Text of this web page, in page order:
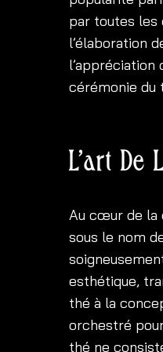
par toutes les
l’élaboration
cérémonie du
L’art De
Au cœur de la
sous le nom
esthétique,
thé à la
orchestré
thé ne